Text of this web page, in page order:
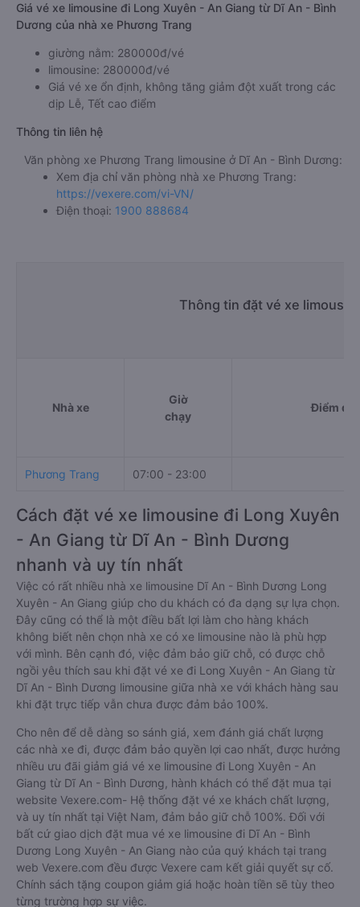
Giá vé xe limousine đi Long Xuyên - An Giang từ Dĩ An - Bình
Dương của nhà xe Phương Trang
giường nằm: 280000đ/vé
limousine: 280000đ/vé
Giá vé xe ổn định, không tăng giảm đột xuất trong các
dịp Lễ, Tết cao điểm
Thông tin liên hệ
Văn phòng xe Phương Trang limousine ở Dĩ An - Bình Dương:
Xem địa chỉ văn phòng nhà xe Phương Trang:
https://vexere.com/vi-VN/
Điện thoại: 1900 888684
Thông tin đặt vé xe
Nhà xe
Giờ
chạy
Điểm đi
Phương Trang 07:00 - 23:00
Cách đặt vé xe limousine đi Long Xuyên
- An Giang từ Dĩ An - Bình Dương
nhanh và uy tín nhất
Việc có rất nhiều nhà xe limousine Dĩ An - Bình Dương Long
Xuyên - An Giang giúp cho du khách có đa dạng sự lựa chọn.
Đây cũng có thể là một điều bất lợi làm cho hàng khách
không biết nên chọn nhà xe có xe limousine nào là phù hợp
với mình. Bên cạnh đó, việc đảm bảo giữ chỗ, có được chỗ
ngồi yêu thích sau khi đặt vé xe đi Long Xuyên - An Giang từ
Dĩ An - Bình Dương limousine giữa nhà xe với khách hàng sau
khi đặt trực tiếp vẫn chưa được đảm bảo 100%.
Cho nên để dễ dàng so sánh giá, xem đánh giá chất lượng
các nhà xe đi, được đảm bảo quyền lợi cao nhất, được hưởng
nhiều ưu đãi giảm giá vé xe limousine đi Long Xuyên - An
Giang từ Dĩ An - Bình Dương, hành khách có thể đặt mua tại
website Vexere.com- Hệ thống đặt vé xe khách chất lượng,
và uy tín nhất tại Việt Nam, đảm bảo giữ chỗ 100%. Đối với
bất cứ giao dịch đặt mua vé xe limousine đi Dĩ An - Bình
Dương Long Xuyên - An Giang nào của quý khách tại trang
web Vexere.com đều được Vexere cam kết giải quyết sự cố.
Chính sách tặng coupon giảm giá hoặc hoàn tiền sẽ tùy theo
từng trường hợp sự việc.